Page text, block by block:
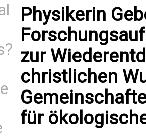
Physikerin
zur
christlichen
für